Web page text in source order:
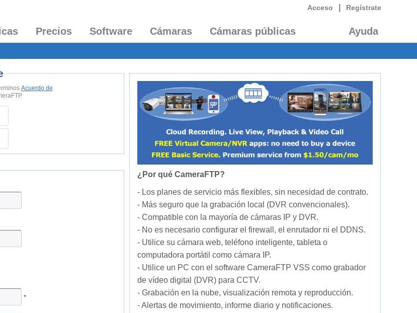
Acceso Regístrate
Precios Software Cámaras Cámaras públicas Ayuda
Acuerdo de
*
¿Por qué CameraFTP?
- Los planes de servicio más flexibles, sin necesidad de contrato.
- Más seguro que la grabación local (DVR convencionales).
- Compatible con la mayoría de cámaras IP y DVR.
- No es necesario configurar el firewall, el enrutador ni el DDNS.
- Utilice su cámara web, teléfono inteligente, tableta o
computadora portátil como cámara IP.
- Utilice un PC con el software CameraFTP VSS como grabador
de vídeo digital (DVR) para CCTV.
- Grabación en la nube, visualización remota y reproducción.
- Alertas de movimiento, informe diario y notificaciones.